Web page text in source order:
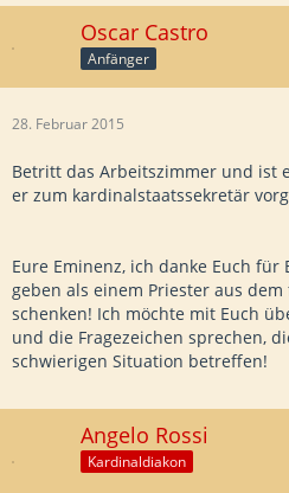
Oscar Castro
Anfänger
28. Februar 2015
Betritt das Arbeitszimmer und ist
er zum kardinalstaatssekretär
Eure Eminenz, ich danke Euch
geben als einem Priester aus
schenken! Ich möchte mit Euch
und die Fragezeichen sprechen,
schwierigen Situation betreffen!
Angelo Rossi
Kardinaldiakon